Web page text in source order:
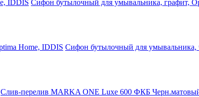
Сифон бутылочный для умывальника, графит,
Сифон бутылочный для
Слив-перелив MARKA ONE Luxe 600 ФКБ